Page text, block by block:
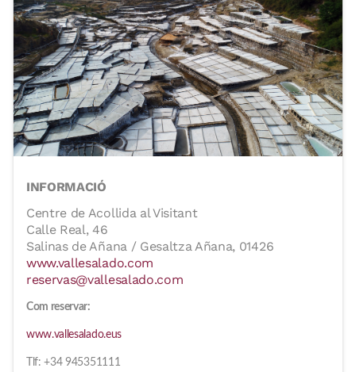
INFORMACIÓ
Centre de Acollida al Visitant
Calle Real, 46
Salinas de Añana / Gesaltza Añana, 01426
www.vallesalado.com
reservas@vallesalado.com
Com reservar:
www.vallesalado.eus
Tlf: +34 945351111